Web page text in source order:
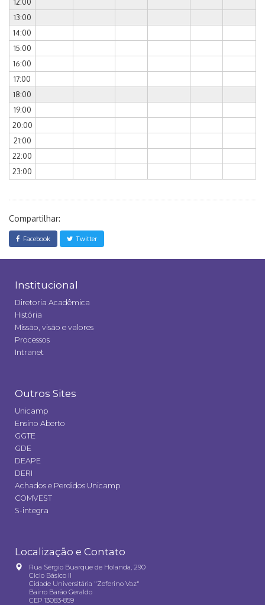
13:00
14:00
15:00
16:00
17:00
18:00
19:00
20:00
21:00
22:00
23:00
Compartilhar:
Facebook Twitter
Institucional
Diretoria Acadêmica
História
Missão, visão e valores
Processos
Intranet
Outros Sites
Unicamp
Ensino Aberto
GGTE
GDE
DEAPE
DERI
Achados e Perdidos Unicamp
COMVEST
S-integra
Localização e Contato
Rua Sérgio Buarque de Holanda, 290
Ciclo Básico II
Cidade Universitária "Zeferino Vaz"
Bairro Barão Geraldo
CEP 13083-859